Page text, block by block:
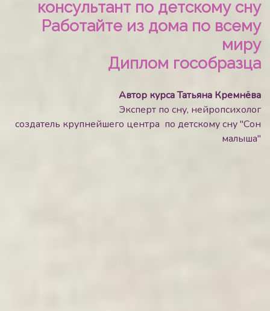
консультант по детскому сну
Работайте из дома по всему
миру
Диплом гособразца
Автор курса Татьяна Кремнёва
Эксперт по сну, нейропсихолог
создатель крупнейшего центра по детскому сну "Сон
малыша"